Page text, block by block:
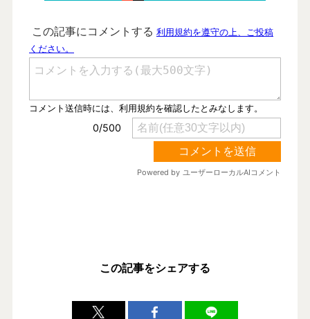
この記事をシェアする